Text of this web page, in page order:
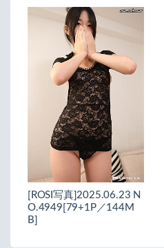
[ROSI写真]2025.06.23 N
O.4949[79+1P／144M
B]